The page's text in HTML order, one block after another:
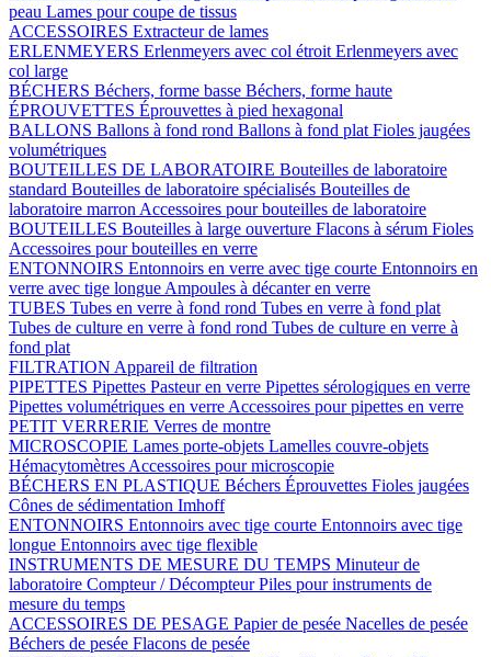
peau Lames pour coupe de tissus
ACCESSOIRES Extracteur de lames
ERLENMEYERS Erlenmeyers avec col étroit Erlenmeyers avec
col large
BÉCHERS Béchers, forme basse Béchers, forme haute
ÉPROUVETTES Éprouvettes à pied hexagonal
BALLONS Ballons à fond rond Ballons à fond plat Fioles jaugées
volumétriques
BOUTEILLES DE LABORATOIRE Bouteilles de laboratoire
standard Bouteilles de laboratoire spécialisés Bouteilles de
laboratoire marron Accessoires pour bouteilles de laboratoire
BOUTEILLES Bouteilles à large ouverture Flacons à sérum Fioles
Accessoires pour bouteilles en verre
ENTONNOIRS Entonnoirs en verre avec tige courte Entonnoirs en
verre avec tige longue Ampoules à décanter en verre
TUBES Tubes en verre à fond rond Tubes en verre à fond plat
Tubes de culture en verre à fond rond Tubes de culture en verre à
fond plat
FILTRATION Appareil de filtration
PIPETTES Pipettes Pasteur en verre Pipettes sérologiques en verre
Pipettes volumétriques en verre Accessoires pour pipettes en verre
PETIT VERRERIE Verres de montre
MICROSCOPIE Lames porte-objets Lamelles couvre-objets
Hémacytomètres Accessoires pour microscopie
BÉCHERS EN PLASTIQUE Béchers Éprouvettes Fioles jaugées
Cônes de sédimentation Imhoff
ENTONNOIRS Entonnoirs avec tige courte Entonnoirs avec tige
longue Entonnoirs avec tige flexible
INSTRUMENTS DE MESURE DU TEMPS Minuteur de
laboratoire Compteur / DécompteurPiles pour instruments de
mesure du temps
ACCESSOIRES DE PESAGE Papier de pesée Nacelles de pesée
Béchers de pesée Flacons de pesée